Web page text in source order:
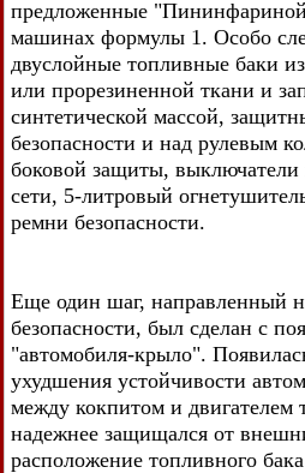
предложенные
машинах формулы 1. Особо
двуслойные топливные баки
или прорезиненной ткани и
синтетической массой,
безопасности и над рулевым
боковой защиты, выключатели
сети, 5-литровый
ремни безопасности.
Еще один шаг, направленный
безопасности, был сделан с
"автомобиля-крыло".
ухудшения устойчивости
между кокпитом и двигателем
надежнее защищался от
расположение топливного